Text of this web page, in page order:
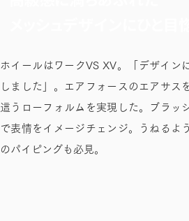
ホイールはワークVS XV。「デザイン
しました」。エアフォースのエアサス
這うローフォルムを実現した。ブラッ
で表情をイメージチェンジ。うねるよ
のパイピングも必見。